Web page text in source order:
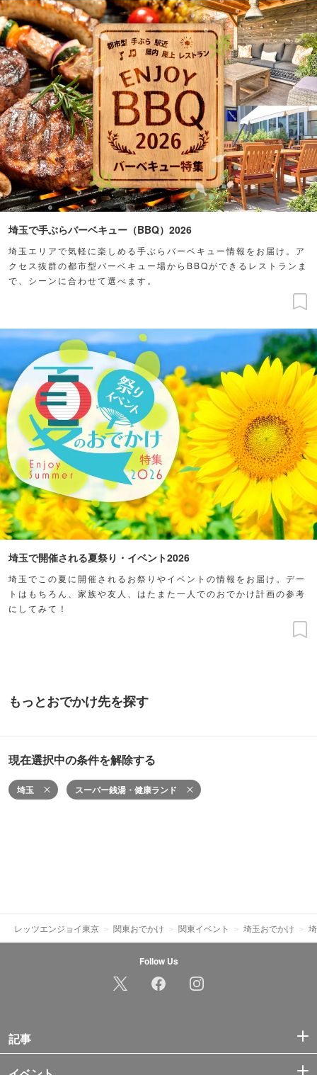
埼玉で手ぶらバーベキュー（BBQ）2026
埼玉エリアで気軽に楽しめる手ぶらバーベキュー情報をお届け。ア
クセス抜群の都市型バーベキュー場からBBQができるレストランま
で、シーンに合わせて選べます。
埼玉で開催される夏祭り・イベント2026
埼玉でこの夏に開催されるお祭りやイベントの情報をお届け。デー
トはもちろん、家族や友人、はたまた一人でのおでかけ計画の参考
にしてみて！
もっとおでかけ先を探す
現在選択中の条件を解除する
埼玉 スーパー銭湯・健康ランド
レッツエンジョイ東京 関東おでかけ 関東イベント 埼玉おでかけ
Follow Us
記事